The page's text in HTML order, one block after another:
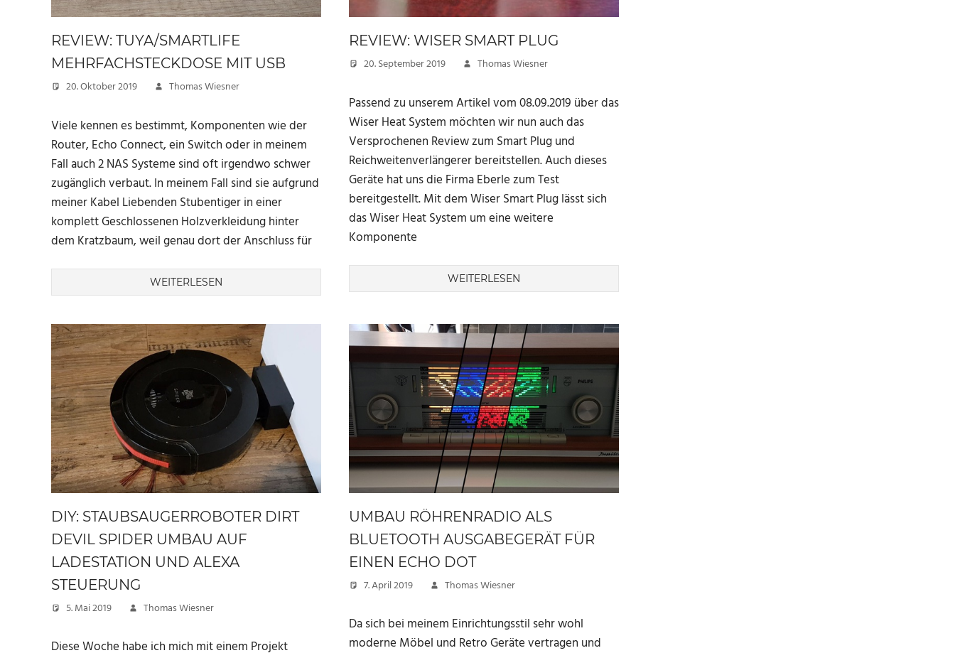
REVIEW: TUYA/SMARTLIFE
MEHRFACHSTECKDOSE MIT USB
20. Oktober 2019 Thomas Wiesner
Viele kennen es bestimmt, Komponenten wie der
Router, Echo Connect, ein Switch oder in meinem
Fall auch 2 NAS Systeme sind oft irgendwo schwer
zugänglich verbaut. In meinem Fall sind sie aufgrund
meiner Kabel Liebenden Stubentiger in einer
komplett Geschlossenen Holzverkleidung hinter
dem Kratzbaum, weil genau dort der Anschluss für
WEITERLESEN
REVIEW: WISER SMART PLUG
20. September 2019 Thomas Wiesner
Passend zu unserem Artikel vom 08.09.2019 über das
Wiser Heat System möchten wir nun auch das
Versprochenen Review zum Smart Plug und
Reichweitenverlängerer bereitstellen. Auch dieses
Geräte hat uns die Firma Eberle zum Test
bereitgestellt. Mit dem Wiser Smart Plug lässt sich
das Wiser Heat System um eine weitere
Komponente
WEITERLESEN
DIY: STAUBSAUGERROBOTER DIRT
DEVIL SPIDER UMBAU AUF
LADESTATION UND ALEXA
STEUERUNG
5. Mai 2019 Thomas Wiesner
Diese Woche habe ich mich mit einem Projekt
UMBAU RÖHRENRADIO ALS
BLUETOOTH AUSGABEGERÄT FÜR
EINEN ECHO DOT
7. April 2019 Thomas Wiesner
Da sich bei meinem Einrichtungsstil sehr wohl
moderne Möbel und Retro Geräte vertragen und